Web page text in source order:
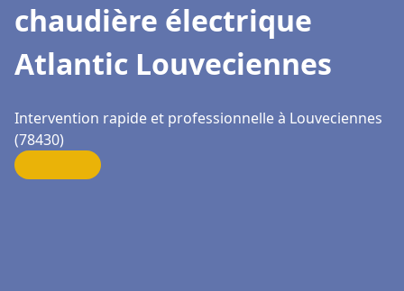
chaudière électrique
Atlantic Louveciennes
Intervention rapide et professionnelle à Louveciennes
(78430)